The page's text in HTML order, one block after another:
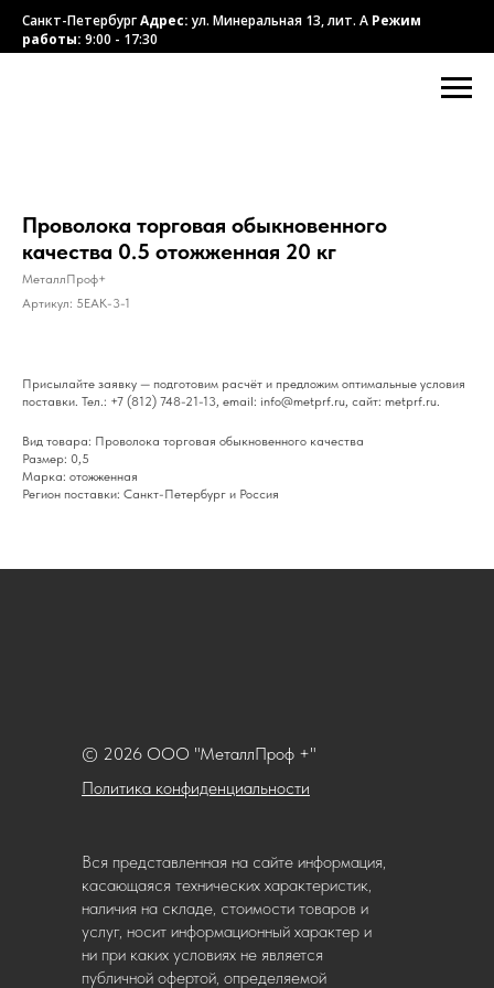
Санкт-ПетербургАдрес:ул. Минеральная 13, лит. А Режим
работы: 9:00 - 17:30
Проволока торговая обыкновенного
качества 0.5 отожженная 20 кг
МеталлПроф+
Артикул: 5EAK-3-1
Присылайте заявку — подготовим расчёт и предложим оптимальные условия
поставки. Тел.: +7 (812) 748-21-13, email: info@metprf.ru, сайт: metprf.ru.
Вид товара: Проволока торговая обыкновенного качества
Размер: 0,5
Марка: отожженная
Регион поставки: Санкт-Петербург и Россия
Политика конфиденциальности
© 2026 ООО "МеталлПроф +"
Вся представленная на сайте информация,
касающаяся технических характеристик,
наличия на складе, стоимости товаров и
услуг, носит информационный характер и
ни при каких условиях не является
публичной офертой, определяемой